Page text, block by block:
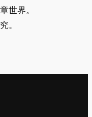
世界。
。